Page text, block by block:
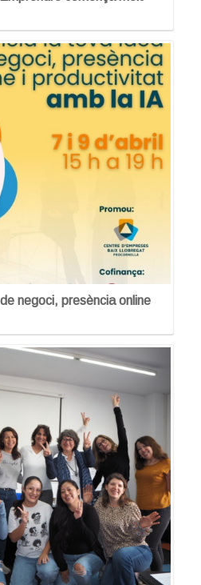
negoci, presència online